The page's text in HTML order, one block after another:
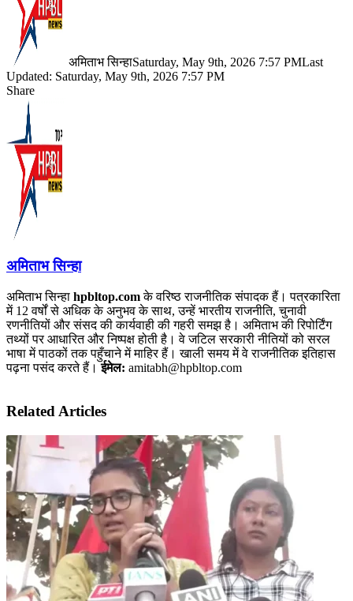
अमिताभ सिन्हाSaturday, May 9th, 2026 7:57 PMLast
Updated: Saturday, May 9th, 2026 7:57 PM
Share
Facebook
LinkedIn
Pinterest
WhatsApp
Telegram
अमिताभ सिन्हा
अमिताभ सिन्हा hpbltop.comके वरिष्ठ राजनीतिक संपादक हैं। पत्रकारिता
में 12 वर्षों से अधिक के अनुभव के साथ, उन्हें भारतीय राजनीति, चुनावी
रणनीतियों और संसद की कार्यवाही की गहरी समझ है। अमिताभ की रिपोर्टिंग
तथ्यों पर आधारित और निष्पक्ष होती है। वे जटिल सरकारी नीतियों को सरल
भाषा में पाठकों तक पहुँचाने में माहिर हैं। खाली समय में वे राजनीतिक इतिहास
पढ़ना पसंद करते हैं।ईमेल: amitabh@hpbltop.com
Related Articles